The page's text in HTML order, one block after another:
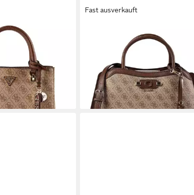
Polyurethan
bei dir
Fast ausverkauft
Henkeltasche Lindsey, Polyurethan
ab 113,97 € UVP
lieferbar - in 2-3 Werktagen bei dir